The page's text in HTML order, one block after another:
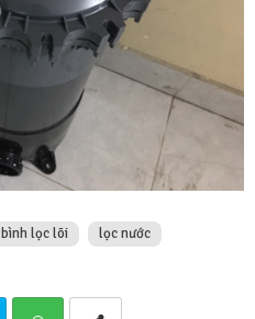
bình lọc lõi
lọc nước